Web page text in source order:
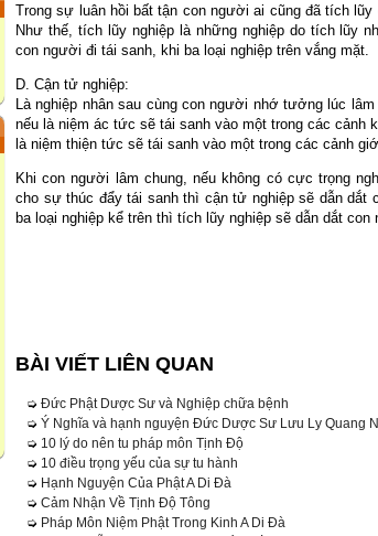
Trong sự luân hồi bất tận con người ai cũng đã tích
Như thế, tích lũy nghiệp là những nghiệp do tích lũy
con người đi tái sanh, khi ba loại nghiệp trên vắng mặt.
D. Cận tử nghiệp:
Là nghiệp nhân sau cùng con người nhớ tưởng lúc
nếu là niệm ác tức sẽ tái sanh vào một trong các cảnh
là niệm thiện tức sẽ tái sanh vào một trong các cảnh
Khi con người lâm chung, nếu không có cực trọng
cho sự thúc đẩy tái sanh thì cận tử nghiệp sẽ dẫn dắt
ba loại nghiệp kể trên thì tích lũy nghiệp sẽ dẫn dắt con
BÀI VIẾT LIÊN QUAN
➭ Đức Phật Dược Sư và Nghiệp chữa bệnh
➭ Ý Nghĩa và hạnh nguyện Đức Dược Sư Lưu Ly Quang
➭ 10 lý do nên tu pháp môn Tịnh Độ
➭ 10 điều trọng yếu của sự tu hành
➭ Hạnh Nguyện Của Phật A Di Đà
➭ Cảm Nhận Về Tịnh Độ Tông
➭ Pháp Môn Niệm Phật Trong Kinh A Di Đà